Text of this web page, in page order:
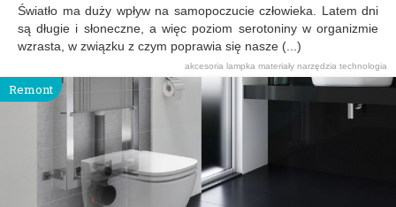
Światło ma duży wpływ na samopoczucie człowieka. Latem dni
są długie i słoneczne, a więc poziom serotoniny w organizmie
wzrasta, w związku z czym poprawia się nasze (...)
akcesoria lampka materiały narzędzia technologia
Remont